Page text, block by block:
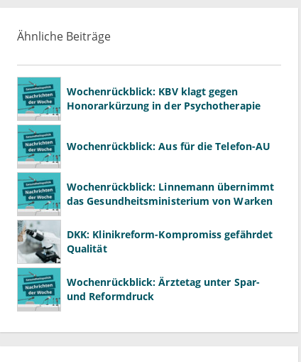
Ähnliche Beiträge
Wochenrückblick: KBV klagt gegen
Honorarkürzung in der Psychotherapie
Wochenrückblick: Aus für die Telefon-AU
Wochenrückblick: Linnemann übernimmt
das Gesundheitsministerium von Warken
DKK: Klinikreform-Kompromiss gefährdet
Qualität
Wochenrückblick: Ärztetag unter Spar-
und Reformdruck